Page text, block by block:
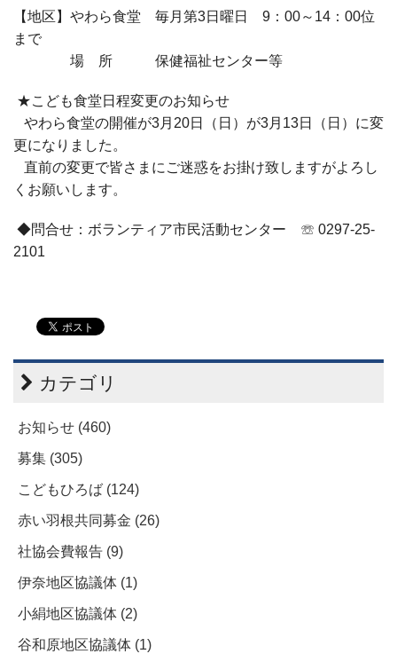
【地区】やわら食堂 毎月第3日曜日 9 ： 00～ 14 ： 00位
まで
場 所 保健福祉センター等
★こども食堂日程変更のお知らせ
やわら食堂の開催が3月 20日（日）が3月 13日（日）に変
更になりました。
直前の変更で皆さまにご迷惑をお掛け致しますがよろし
くお願いします。
◆問合せ：ボランティア市民活動センター ☏ 0297-25-
2101
カテゴリ
お知らせ (460)
募集 (305)
こどもひろば (124)
赤い羽根共同募金 (26)
社協会費報告 (9)
伊奈地区協議体 (1)
小絹地区協議体 (2)
谷和原地区協議体 (1)